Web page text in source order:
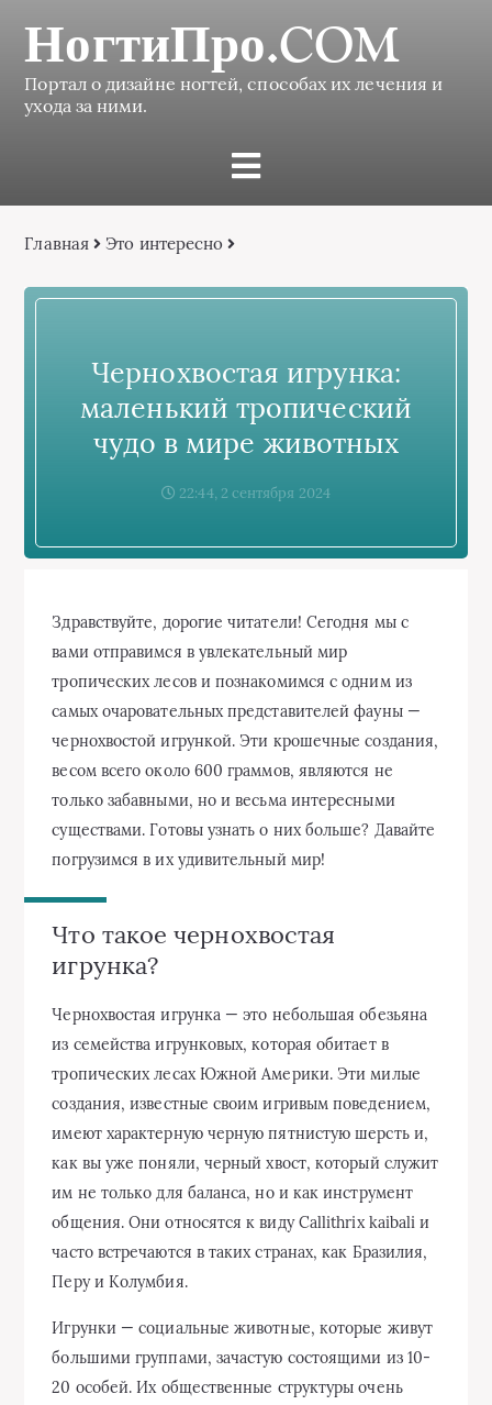
НогтиПро.COM
Портал о дизайне ногтей, способах их лечения и
ухода за ними.
Главная Это интересно
Чернохвостая игрунка:
маленький тропический
чудо в мире животных
22:44, 2 сентября 2024
Здравствуйте, дорогие читатели! Сегодня мы с
вами отправимся в увлекательный мир
тропических лесов и познакомимся с одним из
самых очаровательных представителей фауны —
чернохвостой игрункой. Эти крошечные создания,
весом всего около 600 граммов, являются не
только забавными, но и весьма интересными
существами. Готовы узнать о них больше? Давайте
погрузимся в их удивительный мир!
Что такое чернохвостая
игрунка?
Чернохвостая игрунка — это небольшая обезьяна
из семейства игрунковых, которая обитает в
тропических лесах Южной Америки. Эти милые
создания, известные своим игривым поведением,
имеют характерную черную пятнистую шерсть и,
как вы уже поняли, черный хвост, который служит
им не только для баланса, но и как инструмент
общения. Они относятся к виду Callithrix kaibali и
часто встречаются в таких странах, как Бразилия,
Перу и Колумбия.
Игрунки — социальные животные, которые живут
большими группами, зачастую состоящими из 10-
20 особей. Их общественные структуры очень